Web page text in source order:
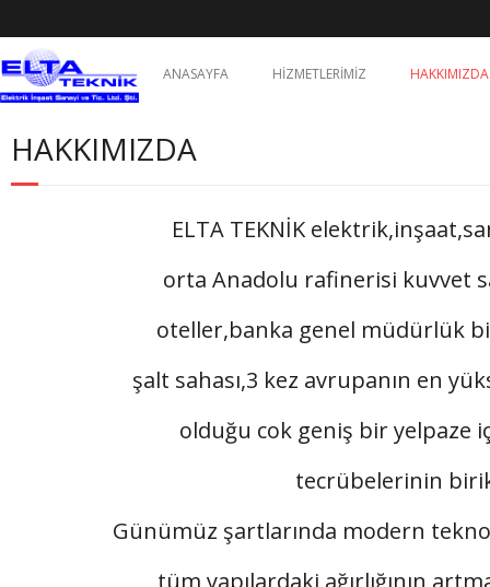
ANASAYFA HİZMETLERİMİZ HAKKIMIZDA
HAKKIMIZDA
ELTA TEKNİK
orta Anadolu rafinerisi kuvvet
oteller,banka genel müdürlük
şalt sahası,3 kez avrupanın en
olduğu cok geniş bir yelpaze
tecrübelerinin
Günümüz şartlarında modern
tüm yapılardaki ağırlığının